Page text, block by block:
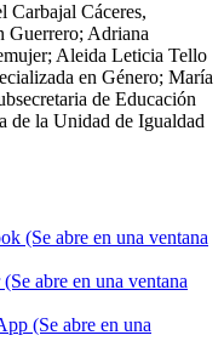
Carbajal Cáceres,
Guerrero; Adriana
Aleida Leticia Tello
en Género; María
de Educación
de la Unidad de Igualdad
(Se abre en una ventana
abre en una ventana
(Se abre en una